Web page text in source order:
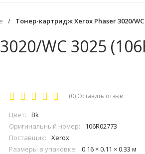
/ Тонер-картридж Xerox Phaser 3020/WC
WC 3025
(0) Оставить отзыв
Цвет:
Bk
Оригинальный номер:
106R02773
Поставщик:
Xerox
Размеры в упаковке:
0.16 × 0.11 × 0.33 м